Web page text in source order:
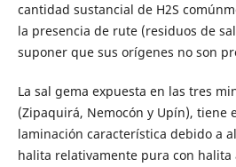
cantidad sustancial de H2S
la presencia de rute (residuos de
suponer que sus orígenes no son
La sal gema expuesta en las tres
(Zipaquirá, Nemocón y Upín), tiene
laminación característica debido a
halita relativamente pura con halita